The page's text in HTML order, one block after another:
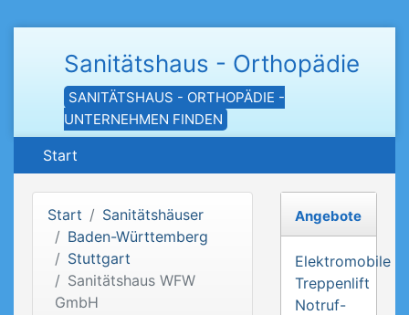
Sanitätshaus - Orthopädie
SANITÄTSHAUS - ORTHOPÄDIE -
UNTERNEHMEN FINDEN
Start
Start
Sanitätshäuser
Baden-Württemberg
Stuttgart
Sanitätshaus WFW
GmbH
Angebote
Elektromobile
Treppenlift
Notruf-